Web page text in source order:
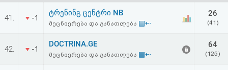
ფოსტა
პასუხი
41. -1
ტრენინგ ცენტრი NB
მეცნიერება და განათლება ▤⇠
26
(41)
42. -1
DOCTRINA.GE
მეცნიერება და განათლება ▤⇠
64
(125)